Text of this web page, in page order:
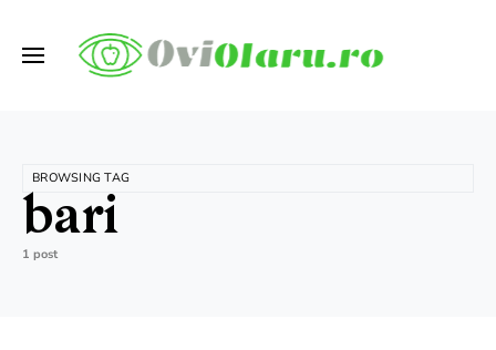
BROWSING TAG
bari
1 post